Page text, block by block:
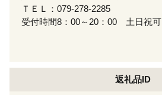
ＴＥＬ：079-278-2285
受付時間8：00～20：00 土日祝可
返礼品ID